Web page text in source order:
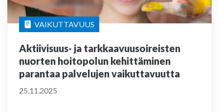
VAIKUTTAVUUS
Aktiivisuus- ja tarkkaavuusoireisten
nuorten hoitopolun kehittäminen
parantaa palvelujen vaikuttavuutta
25.11.2025